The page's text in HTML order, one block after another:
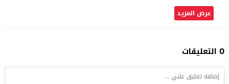
عرض المزيد
0 التعليقات